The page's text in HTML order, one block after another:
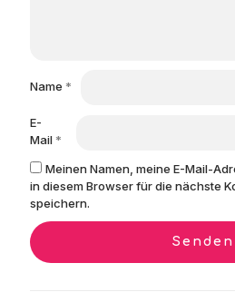
Name *
E-
Mail *
Meinen Namen, meine E-Mail-
in diesem Browser für die nächste
speichern.